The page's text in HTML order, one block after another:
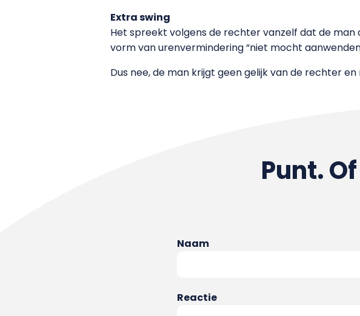
Extra swing
Het spreekt volgens de rechter vanzelf dat de
vorm van urenvermindering “niet mocht
Dus nee, de man krijgt geen gelijk van de rechter
Punt.
Naam
Reactie